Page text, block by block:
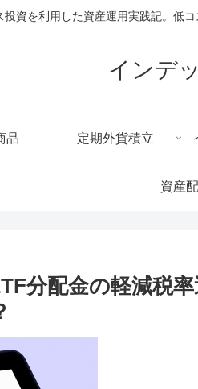
投資を利用した資産運用実践記。低
インデ
品 定期外貨積立
資産
分配金の軽減税